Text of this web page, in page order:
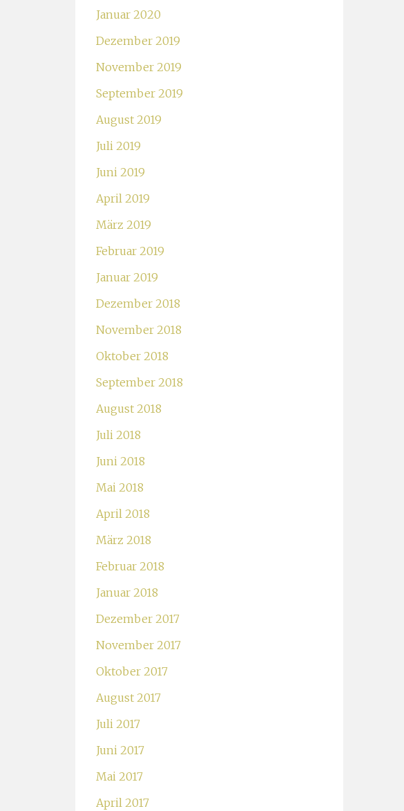
Januar 2020
Dezember 2019
November 2019
September 2019
August 2019
Juli 2019
Juni 2019
April 2019
März 2019
Februar 2019
Januar 2019
Dezember 2018
November 2018
Oktober 2018
September 2018
August 2018
Juli 2018
Juni 2018
Mai 2018
April 2018
März 2018
Februar 2018
Januar 2018
Dezember 2017
November 2017
Oktober 2017
August 2017
Juli 2017
Juni 2017
Mai 2017
April 2017